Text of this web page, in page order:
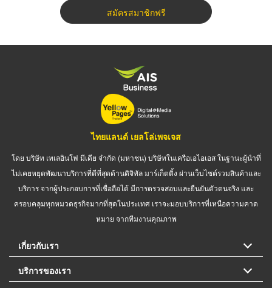
สมัครสมาชิกฟรี
ไทยแลนด์ เยลโล่เพจเจส
โดย บริษัท เทเลอินโฟ มีเดีย จำกัด (มหาชน) บริษัทในเครือเอไอเอส ในฐานะผู้นำที่
ไม่เคยหยุดพัฒนาบริการที่ดีที่สุดด้านดิจิทัล มาร์เก็ตติ้ง ผ่านเว็บไซต์รวมสินค้าและ
บริการ จากผู้ประกอบการที่เชื่อถือได้ มีการตรวจสอบและยืนยันตัวตนจริง และ
ครอบคลุมทุกหมวดธุรกิจมากที่สุดในประเทศ เราจะมอบบริการที่เหนือความคาด
หมาย จากทีมงานคุณภาพ
เกี่ยวกับเรา
บริการของเรา